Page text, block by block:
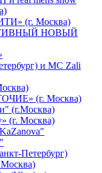
(г. Москва)
НОВЫЙ
и MC Zali
(г. Москва)
(г.Москва)
(г. Москва)
Петербург)